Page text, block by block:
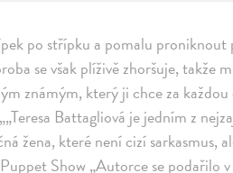
po střípku a pomalu proniknout
se však plíživě zhoršuje, takže
známým, který ji chce za
Battagliová je jedním z
žena, které není cizí sarkasmus,
Show „Autorce se podařilo